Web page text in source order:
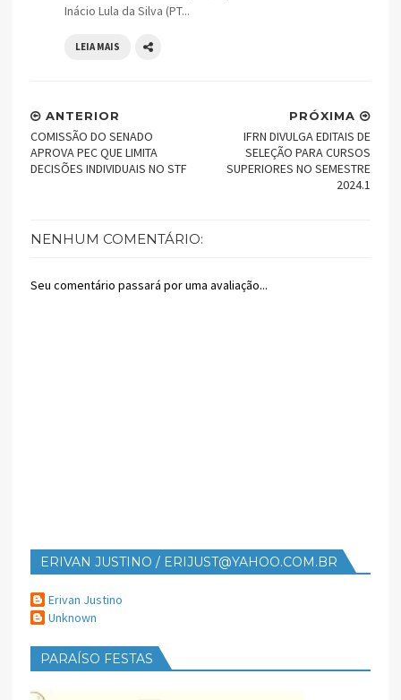
Inácio Lula da Silva (PT...
LEIA MAIS
PRÓXIMA
IFRN DIVULGA EDITAIS DE
SELEÇÃO PARA CURSOS
SUPERIORES NO SEMESTRE
2024.1
ANTERIOR
COMISSÃO DO SENADO
APROVA PEC QUE LIMITA
DECISÕES INDIVIDUAIS NO STF
NENHUM COMENTÁRIO:
Seu comentário passará por uma avaliação...
ERIVAN JUSTINO / ERIJUST@YAHOO.COM.BR
Erivan Justino
Unknown
PARAÍSO FESTAS